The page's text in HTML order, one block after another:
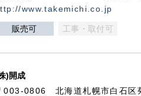
www.takemichi.co.jp
販売可 工事・取付可
)開成
003-0806 北海道札幌市白石区